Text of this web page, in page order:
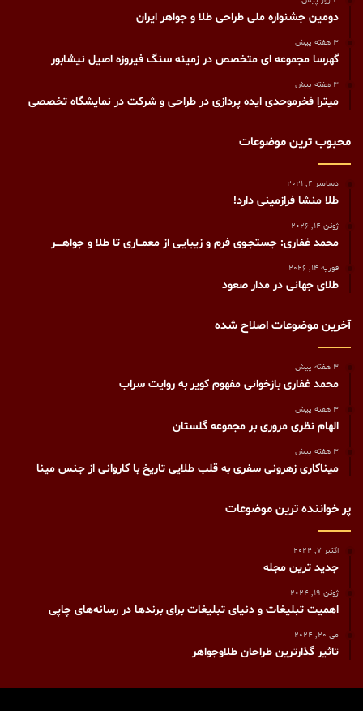
دومین جشنواره ملی طراحی طلا و جواهر ایران
3 هفته پیش
گهرسا مجموعه ای متخصص در زمینه سنگ فیروزه اصیل نیشابور
3 هفته پیش
میترا فخرموحدی ایده پردازی در طراحی و شرکت در نمایشگاه تخصصی
محبوب ترین موضوعات
دسامبر 4, 2021
طلا منشا فرازمینی دارد!
ژوئن 14, 2026
محمد غفاری: جستجـوی فرم و زیبایـی از معمــاری تا طلا و جواهــــر
فوریه 14, 2026
طلای جهانی در مدار صعود
آخرین موضوعات اصلاح شده
3 هفته پیش
محمد غفاری بازخوانی مفهوم کویر به روایت سراب
3 هفته پیش
الهام نظری مروری بر مجموعه گلستان
3 هفته پیش
میناکاری زهرونی سفری به قلب طلایی تاریخ با کاروانی از جنس مینا
پر خواننده ترین موضوعات
اکتبر 7, 2024
جدید ترین مجله
ژوئن 19, 2024
اهمیت تبلیغات و دنیای تبلیغات برای برندها در رسانه‌های چاپی
می 20, 2024
تاثیر گذارترین طراحان طلاوجواهر